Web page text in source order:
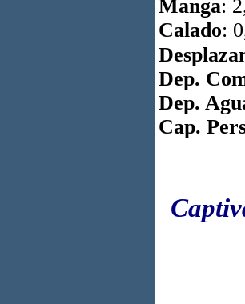
Manga:
Calado:
Dep.
Dep.
Cap.